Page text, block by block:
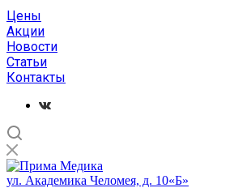
Цены
Акции
Новости
Статьи
Контакты
ул. Академика Челомея, д. 10«Б»